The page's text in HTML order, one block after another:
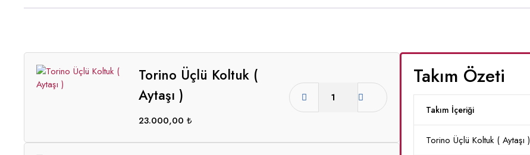
Torino Üçlü Koltuk (
Aytaşı )
23.000,00 ₺
Takım Özeti
Takım İçeriği
Torino Üçlü Koltuk ( Aytaşı )